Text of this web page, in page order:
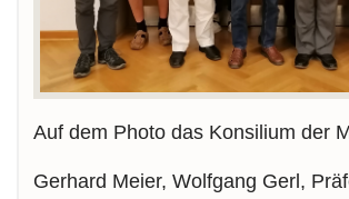
Auf dem Photo das Konsilium der
Gerhard Meier, Wolfgang Gerl,